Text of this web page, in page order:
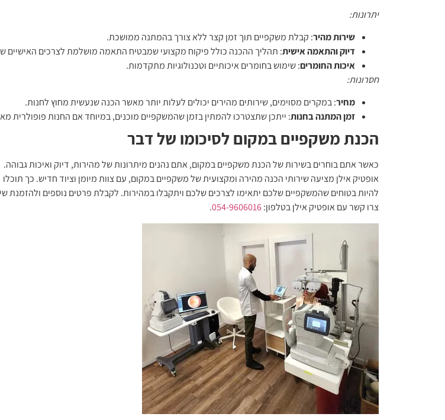
יתרונות:
שירות מהיר: קבלת משקפיים תוך זמן קצר ללא צורך בהמתנה ממושכת.
דיוק והתאמה אישית: תהליך ההכנה כולל פיקוח מקצועי שמבטיח התאמה מושלמת לצרכים האישיים
איכות החומרים: שימוש בחומרים איכותיים וטכנולוגיות מתקדמות.
חסרונות:
מחיר: במקרים מסוימים, שירותים מהירים יכולים לעלות יותר מאשר הכנה שנעשית מחוץ לחנות.
זמן המתנה בחנות: ייתכן שתצטרכו להמתין בזמן שהמשקפיים מוכנים, במיוחד אם החנות פופולרית
הכנת משקפיים במקום לסיכומו של דבר
כאשר אתם בוחרים בשירות של הכנת משקפיים במקום, אתם נהנים מיתרונות של מהירות, דיוק ואיכות גבוהה.
אופטיק אילן מציעה שירותי הכנה מהירה ומקצועית של משקפיים במקום, עם צוות מיומן וציוד חדיש. כך תוכלו
להיות בטוחים שהמשקפיים שלכם יתאימו לצרכים שלכם ויתקבלו במהירות. לקבלת פרטים נוספים ולהזמנת
צרו קשר עם אופטיק אילן בטלפון:054-9606016
.